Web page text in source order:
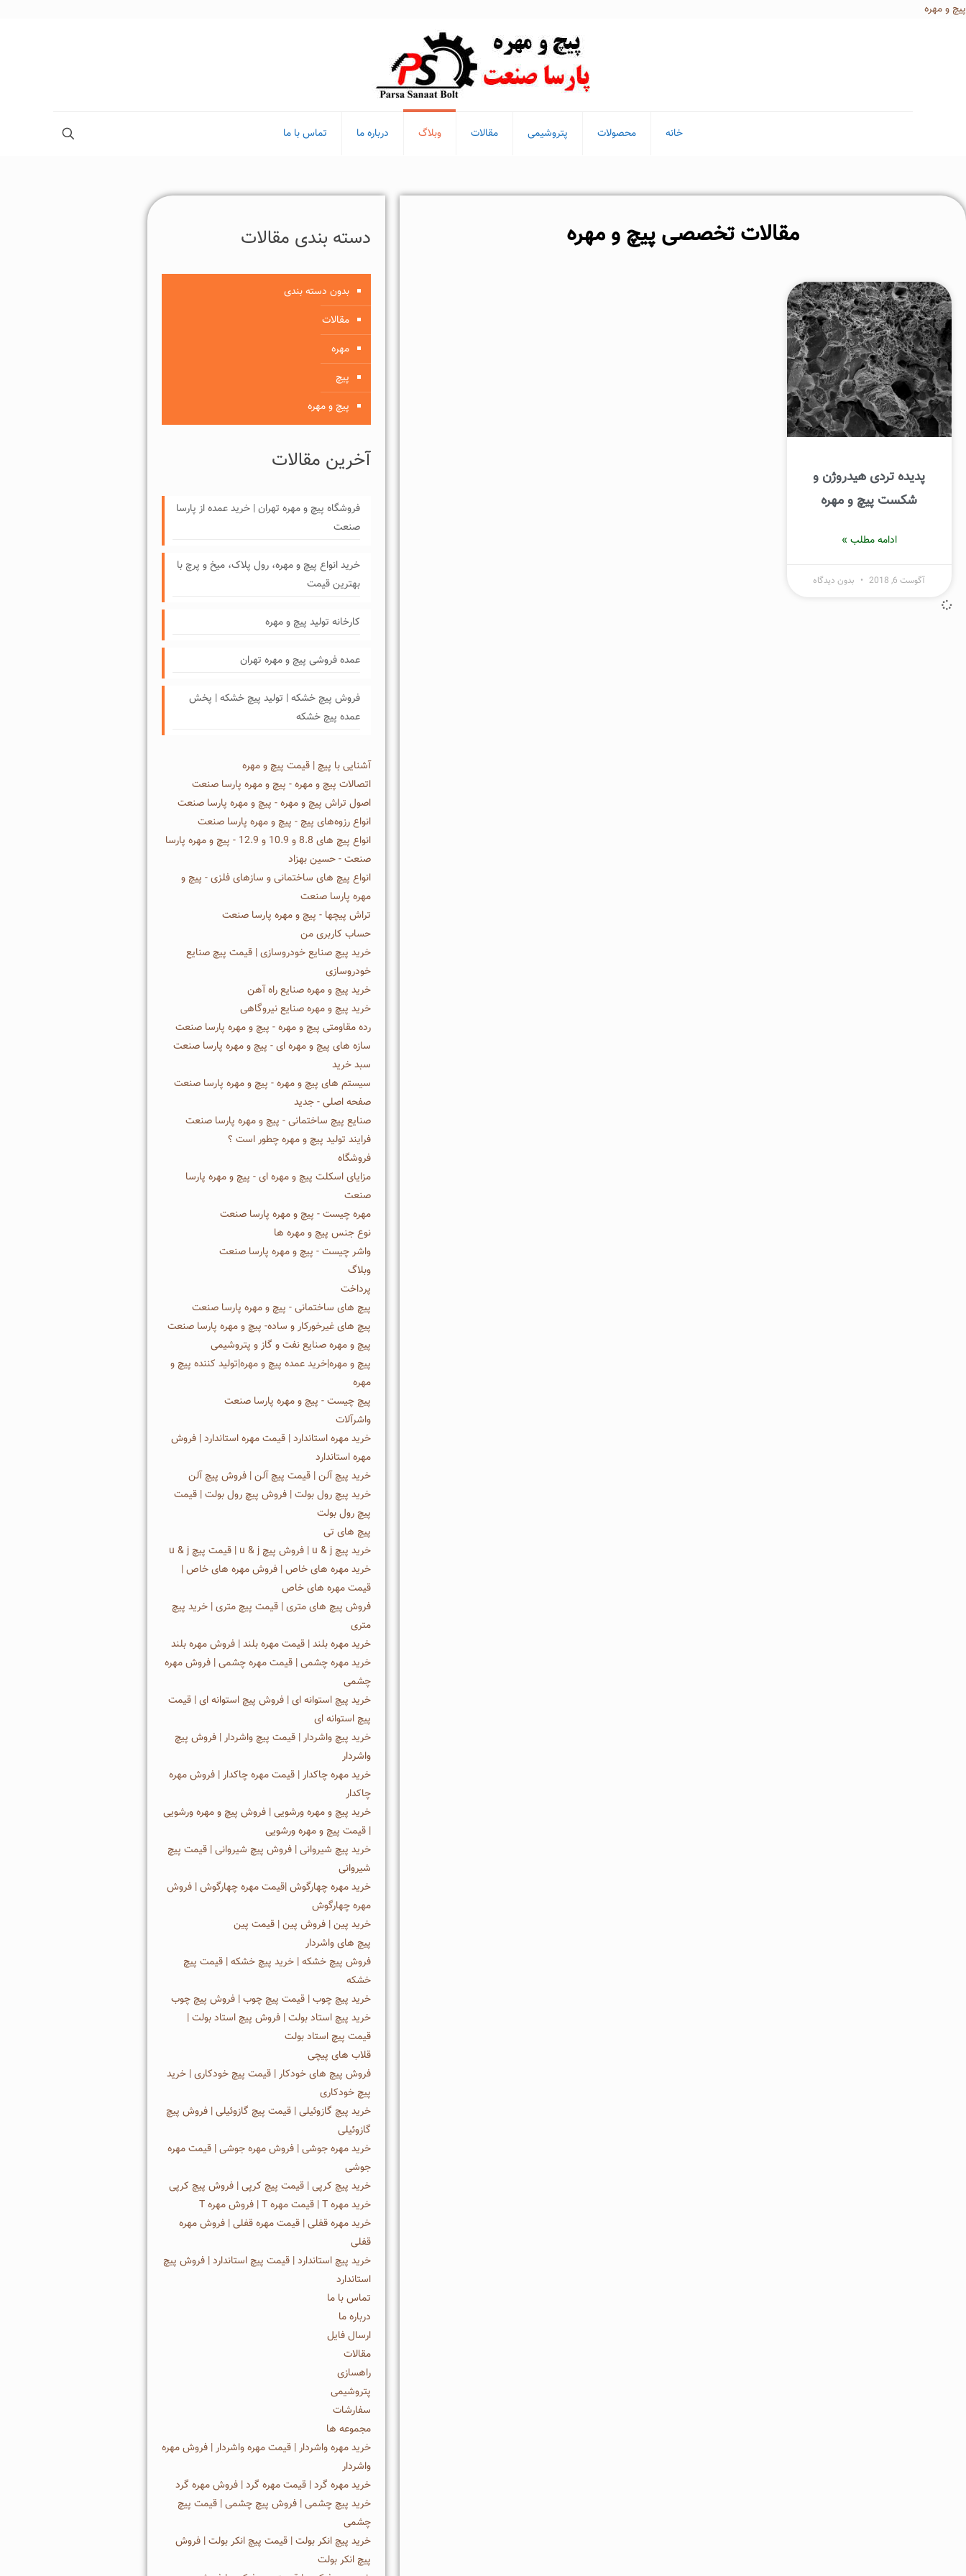
پیچ و مهره
خانه محصولات پتروشیمی مقالات وبلاگ درباره ما تماس با ما
مقالات تخصصی پیچ و مهره
پدیده تردی هیدروژن و
شکست پیچ و مهره
ادامه مطلب »
آگوست 6, 2018 بدون دیدگاه
دسته بندی مقالات
بدون دسته بندی
مقالات
مهره
پیچ
پیچ و مهره
آخرین مقالات
فروشگاه پیچ و مهره تهران | خرید عمده از پارسا
صنعت
خرید انواع پیچ و مهره، رول پلاک، میخ و پرچ با
بهترین قیمت
کارخانه تولید پیچ و مهره
عمده فروشی پیچ و مهره تهران
فروش پیچ خشکه | تولید پیچ خشکه | پخش
عمده پیچ خشکه
آشنایی با پیچ | قیمت پیچ و مهره
اتصالات پیچ و مهره - پیچ و مهره پارسا صنعت
اصول تراش پیچ و مهره - پیچ و مهره پارسا صنعت
انواع رزوه‌های پیچ - پیچ و مهره پارسا صنعت
انواع پیچ های 8.8 و 10.9 و 12.9 - پیچ و مهره پارسا
صنعت - حسین بهزاد
انواع پیچ های ساختمانی و سازهای فلزی - پیچ و
مهره پارسا صنعت
تراش پیچها - پیچ و مهره پارسا صنعت
حساب کاربری من
خرید پیچ صنایع خودروسازی | قیمت پیچ صنایع
خودروسازی
خرید پیچ و مهره صنایع راه آهن
خرید پیچ و مهره صنایع نیروگاهی
رده مقاومتی پیچ و مهره - پیچ و مهره پارسا صنعت
سازه های پیچ و مهره ای - پیچ و مهره پارسا صنعت
سبد خرید
سیستم های پیچ و مهره - پیچ و مهره پارسا صنعت
صفحه اصلی - جدید
صنایع پیچ ساختمانی - پیچ و مهره پارسا صنعت
فرایند تولید پیچ و مهره چطور است ؟
فروشگاه
مزایای اسکلت پیچ و مهره ای - پیچ و مهره پارسا
صنعت
مهره چیست - پیچ و مهره پارسا صنعت
نوع جنس پیچ و مهره ها
واشر چیست - پیچ و مهره پارسا صنعت
وبلاگ
پرداخت
پیچ های ساختمانی - پیچ و مهره پارسا صنعت
پیچ های غیرخورکار و ساده- پیچ و مهره پارسا صنعت
پیچ و مهره صنایع نفت و گاز و پتروشیمی
پیچ و مهره|خرید عمده پیچ و مهره|تولید کننده پیچ و
مهره
پیچ چیست - پیچ و مهره پارسا صنعت
واشرآلات
خرید مهره استاندارد | قیمت مهره استاندارد | فروش
مهره استاندارد
خرید پیچ آلن | قیمت پیچ آلن | فروش پیچ آلن
خرید پیچ رول بولت | فروش پیچ رول بولت | قیمت
پیچ رول بولت
پیچ های تی
خرید پیچ u & j | فروش پیچ u & j | قیمت پیچ u & j
خرید مهره های خاص | فروش مهره های خاص |
قیمت مهره های خاص
فروش پیچ های متری | قیمت پیچ متری | خرید پیچ
متری
خرید مهره بلند | قیمت مهره بلند | فروش مهره بلند
خرید مهره چشمی | قیمت مهره چشمی | فروش مهره
چشمی
خرید پیچ استوانه ای | فروش پیچ استوانه ای | قیمت
پیچ استوانه ای
خرید پیچ واشردار | قیمت پیچ واشردار | فروش پیچ
واشردار
خرید مهره چاکدار | قیمت مهره چاکدار | فروش مهره
چاکدار
خرید پيچ و مهره ورشويی | فروش پيچ و مهره ورشويی
| قیمت پيچ و مهره ورشويی
خرید پیچ شیروانی | فروش پیچ شیروانی | قیمت پیچ
شیروانی
خرید مهره چهارگوش |قیمت مهره چهارگوش | فروش
مهره چهارگوش
خرید پین | فروش پین | قیمت پین
پیچ های واشردار
فروش پیچ خشکه | خرید پیچ خشکه | قیمت پیچ
خشکه
خرید پیچ چوب | قیمت پیچ چوب | فروش پیچ چوب
خرید پیچ استاد بولت | فروش پیچ استاد بولت |
قیمت پیچ استاد بولت
قلاب های پیچی
فروش پیچ های خودکار | قیمت پیچ خودکاری | خرید
پیچ خودکاری
خرید پیچ گازوئیلی | قیمت پیچ گازوئیلی | فروش پیچ
گازوئیلی
خرید مهره جوشی | فروش مهره جوشی | قیمت مهره
جوشی
خرید پیچ کرپی | قیمت پیچ کرپی | فروش پیچ کرپی
خرید مهره T | قیمت مهره T | فروش مهره T
خرید مهره قفلی | قیمت مهره قفلی | فروش مهره
قفلی
خرید پیچ استاندارد | قیمت پیچ استاندارد | فروش پیچ
استاندارد
تماس با ما
درباره ما
ارسال فایل
مقالات
راهسازی
پتروشیمی
سفارشات
مجموعه ها
خرید مهره واشردار | قیمت مهره واشردار | فروش مهره
واشردار
خرید مهره گرد | قیمت مهره گرد | فروش مهره گرد
خرید پیچ چشمی | فروش پیچ چشمی | قیمت پیچ
چشمی
خرید پیچ انكر بولت | قیمت پیچ انكر بولت | فروش
پیچ انكر بولت